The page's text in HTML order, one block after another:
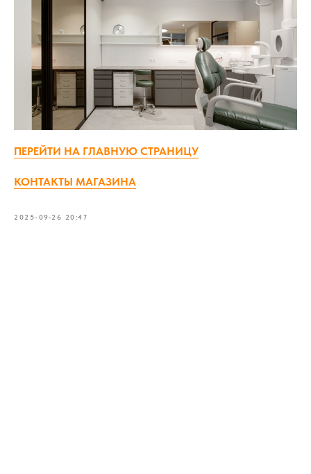
ПЕРЕЙТИ НА ГЛАВНУЮ СТРАНИЦУ
КОНТАКТЫ МАГАЗИНА
2025-09-26 20:47